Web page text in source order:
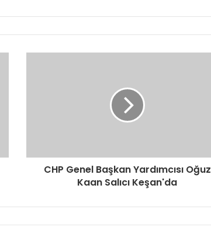
CHP Genel Başkan Yardımcısı Oğuz
Kaan Salıcı Keşan'da